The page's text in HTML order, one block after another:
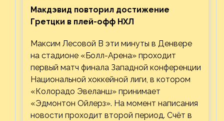
Макдэвид повторил достижение
Гретцки в плей-офф НХЛ
Максим Лесовой В эти минуты в Денвере
на стадионе «Болл-Арена» проходит
первый матч финала Западной конференции
Национальной хоккейной лиги, в котором
«Колорадо Эвеланш» принимает
«Эдмонтон Ойлерз». На момент написания
новости проходит второй период. Счёт в